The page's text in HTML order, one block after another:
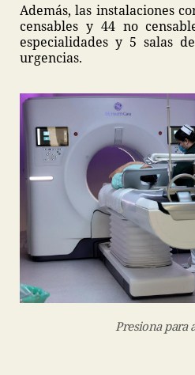
Además, las instalaciones
censables y 44 no
especialidades y 5 salas
urgencias.
Presiona para